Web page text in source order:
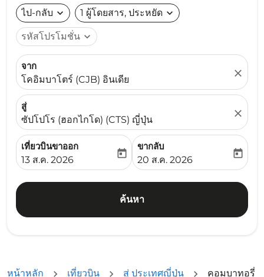
ไป-กลับ expand_more 1 ผู้โดยสาร, ประหยัด expand_more
รหัสโปรโมชั่น expand_more
จาก
โคอิมบาโตร์ (CJB) อินเดีย
close
สู่
ซัปโปโร (ฮอกไกโด) (CTS) ญี่ปุ่น
close
เที่ยวบินขาออก
fc-booking-departure-date-aria-label
13 ส.ค. 2026
today
ขากลับ
fc-booking-return-date-
20 ส.ค. 2026
today
ค้นหา
หน้าหลัก เที่ยวบิน สู่ ประเทศญี่ปุ่น
คอมบาทอรี่